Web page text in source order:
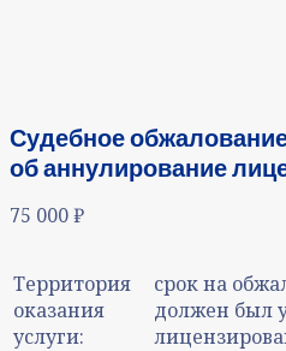
Судебное
об аннулирование
75 000₽
Территория
оказания
услуги:
срок на
должен был